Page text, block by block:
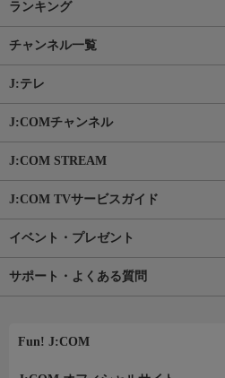
ランキング
チャンネル一覧
J:テレ
J:COMチャンネル
J:COM STREAM
J:COM TVサービスガイド
イベント・プレゼント
サポート・よくある質問
Fun! J:COM